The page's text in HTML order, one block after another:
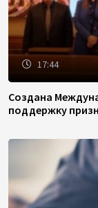
17:44
Создана
поддержку